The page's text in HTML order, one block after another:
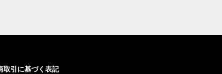
取引に基づく表記